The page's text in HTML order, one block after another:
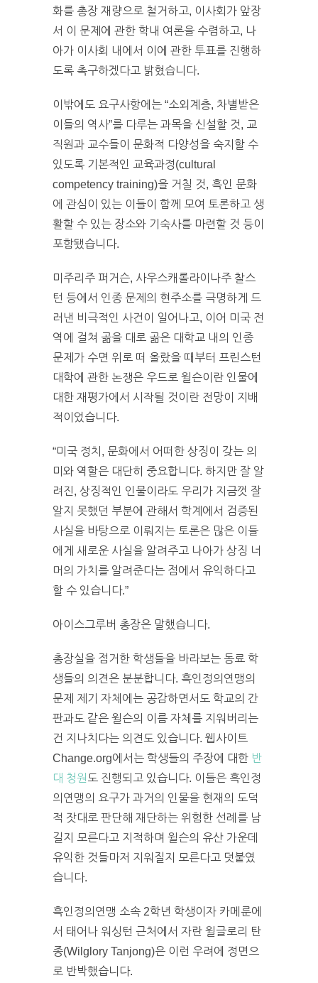
화를 총장 재량으로 철거하고, 이사회가 앞장
서 이 문제에 관한 학내 여론을 수렴하고, 나
아가 이사회 내에서 이에 관한 투표를 진행하
도록 촉구하겠다고 밝혔습니다.
이밖에도 요구사항에는 “소외계층, 차별받은
이들의 역사”를 다루는 과목을 신설할 것, 교
직원과 교수들이 문화적 다양성을 숙지할 수
있도록 기본적인 교육과정(cultural
competency training)을 거칠 것, 흑인 문화
에 관심이 있는 이들이 함께 모여 토론하고 생
활할 수 있는 장소와 기숙사를 마련할 것 등이
포함됐습니다.
미주리주 퍼거슨, 사우스캐롤라이나주 찰스
턴 등에서 인종 문제의 현주소를 극명하게 드
러낸 비극적인 사건이 일어나고, 이어 미국 전
역에 걸쳐 곪을 대로 곪은 대학교 내의 인종
문제가 수면 위로 떠 올랐을 때부터 프린스턴
대학에 관한 논쟁은 우드로 윌슨이란 인물에
대한 재평가에서 시작될 것이란 전망이 지배
적이었습니다.
“미국 정치, 문화에서 어떠한 상징이 갖는 의
미와 역할은 대단히 중요합니다. 하지만 잘 알
려진, 상징적인 인물이라도 우리가 지금껏 잘
알지 못했던 부분에 관해서 학계에서 검증된
사실을 바탕으로 이뤄지는 토론은 많은 이들
에게 새로운 사실을 알려주고 나아가 상징 너
머의 가치를 알려준다는 점에서 유익하다고
할 수 있습니다.”
아이스그루버 총장은 말했습니다.
총장실을 점거한 학생들을 바라보는 동료 학
생들의 의견은 분분합니다. 흑인정의연맹의
문제 제기 자체에는 공감하면서도 학교의 간
판과도 같은 윌슨의 이름 자체를 지워버리는
건 지나치다는 의견도 있습니다. 웹사이트
Change.org에서는 학생들의 주장에 대한 반
대 청원 도 진행되고 있습니다. 이들은 흑인정
의연맹의 요구가 과거의 인물을 현재의 도덕
적 잣대로 판단해 재단하는 위험한 선례를 남
길지 모른다고 지적하며 윌슨의 유산 가운데
유익한 것들마저 지워질지 모른다고 덧붙였
습니다.
흑인정의연맹 소속 2학년 학생이자 카메룬에
서 태어나 워싱턴 근처에서 자란 윌글로리 탄
종(Wilglory Tanjong)은 이런 우려에 정면으
로 반박했습니다.